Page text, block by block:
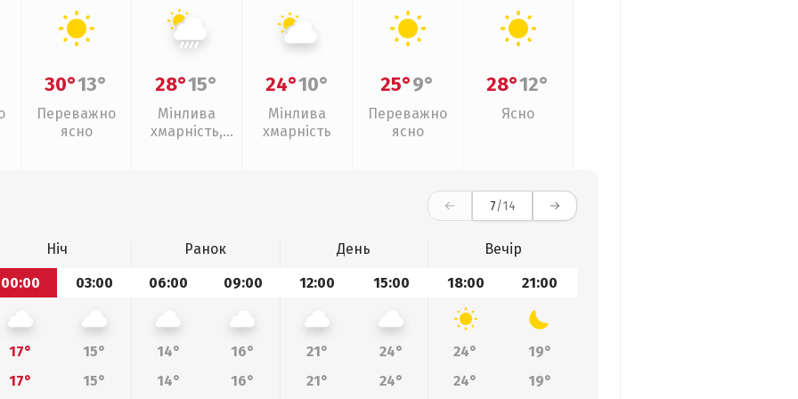
30°13°
Переважно
ясно
28°15°
Мінлива
хмарність,
24°10°
Мінлива
хмарність
25°9°
Переважно
ясно
28°12°
Ясно
7/14
Ніч Ранок День
Вечір
00:00
03:00 06:00 09:00 12:00 15:00 18:00 21:00
17° 15° 14° 16° 21° 24° 24°
19°
17°
15° 14° 16° 21° 24° 24° 19°